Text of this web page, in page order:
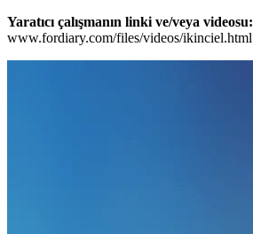
Yaratıcı çalışmanın linki ve/veya videosu:
www.fordiary.com/files/videos/ikinciel.html